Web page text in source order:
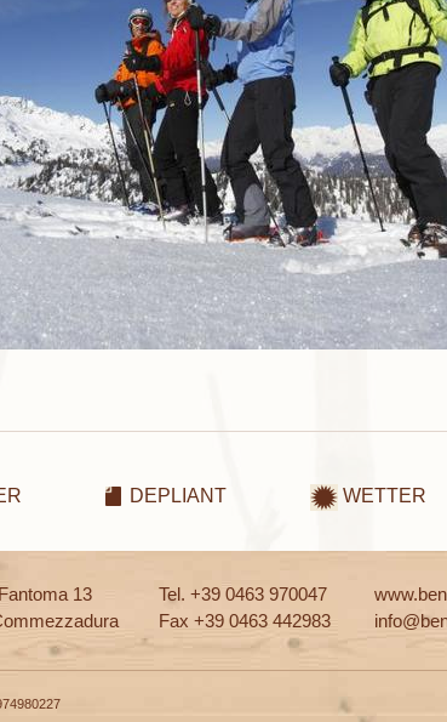
DEPLIANT WETTER
13
Tel. +39 0463 970047
Fax +39 0463 442983